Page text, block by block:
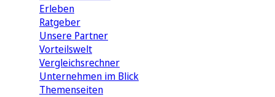
Erleben
Ratgeber
Unsere Partner
Vorteilswelt
Vergleichsrechner
Unternehmen im Blick
Themenseiten